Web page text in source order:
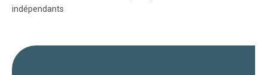
indépendants